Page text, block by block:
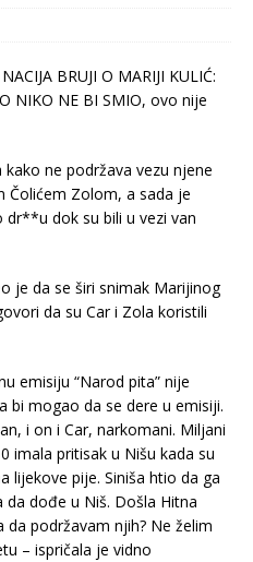
ne podržava vezu njene
Čolićem Zolom, a sada je
dok su bili u vezi van
je da se širi snimak Marijinog
da su Car i Zola koristili
emisiju “Narod pita” nije
bi mogao da se dere u emisiji.
i on i Car, narkomani. Miljani
imala pritisak u Nišu kada su
lijekove pije. Siniša htio da ga
dođe u Niš. Došla Hitna
podržavam njih? Ne želim
– ispričala je vidno